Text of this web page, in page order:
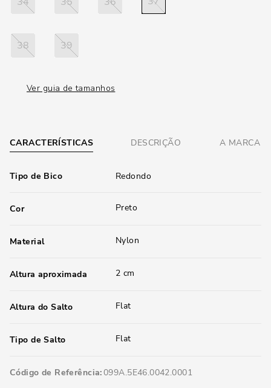
38 39
Ver guia de tamanhos
CARACTERÍSTICAS DESCRIÇÃO A MARCA
Tipo de Bico Redondo
Cor Preto
Material Nylon
Altura aproximada 2 cm
Altura do Salto Flat
Tipo de Salto Flat
Código de Referência 099A.5E46.0042.0001